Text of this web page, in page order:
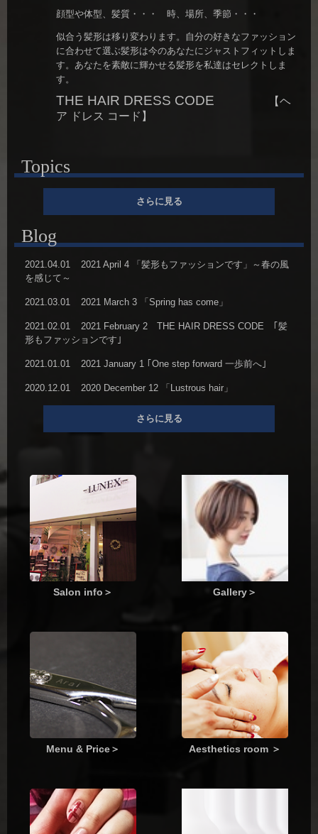
顔型や体型、髪質・・・ 時、場所、季節・・・
似合う髪形は移り変わります。 自分の好きなファッション
に合わせて選ぶ髪形は今のあなたにジャストフィットしま
す。あなたを素敵に輝かせる髪形を私達はセレクトしま
す。
THE HAIR DRESS CODE 【ヘ
ア ドレス コード 】
Topics
さらに見る
Blog
2021.04.01
2021 April 4 「髪形もファッションです」～春の風
を感じて～
2021.03.01 2021 March 3 「Spring has come」
2021.02.01
2021 February 2 THE HAIR DRESS CODE ｢髪
形もファッションです｣
2021.01.01 2021 January 1 ｢One step forward 一歩前へ｣
2020.12.01 2020 December 12 「Lustrous hair」
さらに見る
Salon info ＞ Gallery＞
Menu & Price＞ Aesthetics room ＞